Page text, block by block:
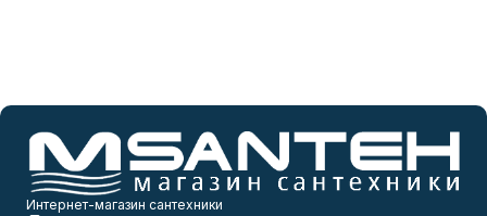
Интернет-магазин сантехники